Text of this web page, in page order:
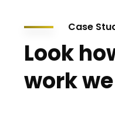
Case
Look
work